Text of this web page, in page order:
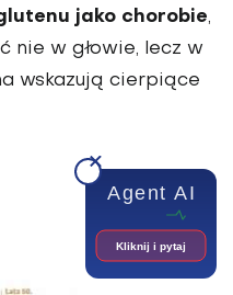
jako chorobie,
nie w głowie, lecz w
wskazują cierpiące
Agent AI
Kliknij i pytaj